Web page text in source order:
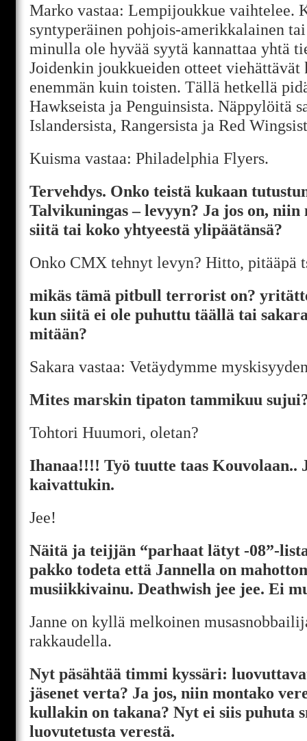
Marko vastaa: Lempijoukkue vaihtelee.
syntyperäinen pohjois-amerikkalainen
minulla ole hyvää syytä kannattaa yhtä
Joidenkin joukkueiden otteet
enemmän kuin toisten. Tällä hetkellä
Hawkseista ja Penguinsista. Näppylöitä
Islandersista, Rangersista ja Red
Kuisma vastaa: Philadelphia Flyers.
Tervehdys. Onko teistä kukaan
Talvikuningas – levyyn? Ja jos on,
siitä tai koko yhtyeestä ylipäätänsä?
Onko CMX tehnyt levyn? Hitto, pitääpä
mikäs tämä pitbull terrorist on?
kun siitä ei ole puhuttu täällä tai
mitään?
Sakara vastaa: Vetäydymme
Mites marskin tipaton tammikuu
Tohtori Huumori, oletan?
Ihanaa!!!! Työ tuutte taas Kouvolaan..
kaivattukin.
Jee!
Näitä ja teijjän “parhaat lätyt -08”-
pakko todeta että Jannella on
musiikkivainu. Deathwish jee jee. Ei
Janne on kyllä melkoinen
rakkaudella.
Nyt päsähtää timmi kyssäri:
jäsenet verta? Ja jos, niin montako
kullakin on takana? Nyt ei siis puhuta
luovutetusta verestä.